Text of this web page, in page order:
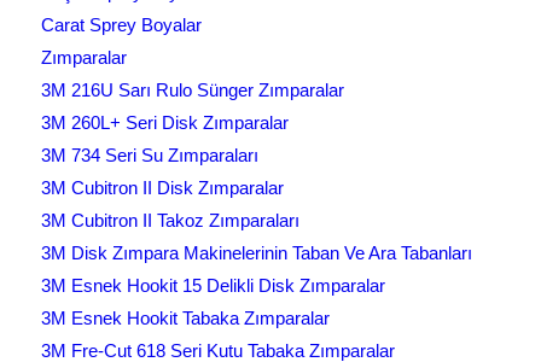
Carat Sprey Boyalar
Zımparalar
3M 216U Sarı Rulo Sünger Zımparalar
3M 260L+ Seri Disk Zımparalar
3M 734 Seri Su Zımparaları
3M Cubitron II Disk Zımparalar
3M Cubitron II Takoz Zımparaları
3M Disk Zımpara Makinelerinin Taban Ve Ara Tabanları
3M Esnek Hookit 15 Delikli Disk Zımparalar
3M Esnek Hookit Tabaka Zımparalar
3M Fre-Cut 618 Seri Kutu Tabaka Zımparalar